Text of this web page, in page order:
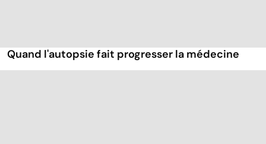
Quand l'autopsie fait progresser la médecine